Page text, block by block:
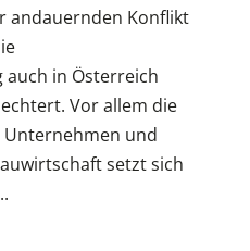
andauernden Konflikt
in Österreich
Vor allem die
Unternehmen und
setzt sich